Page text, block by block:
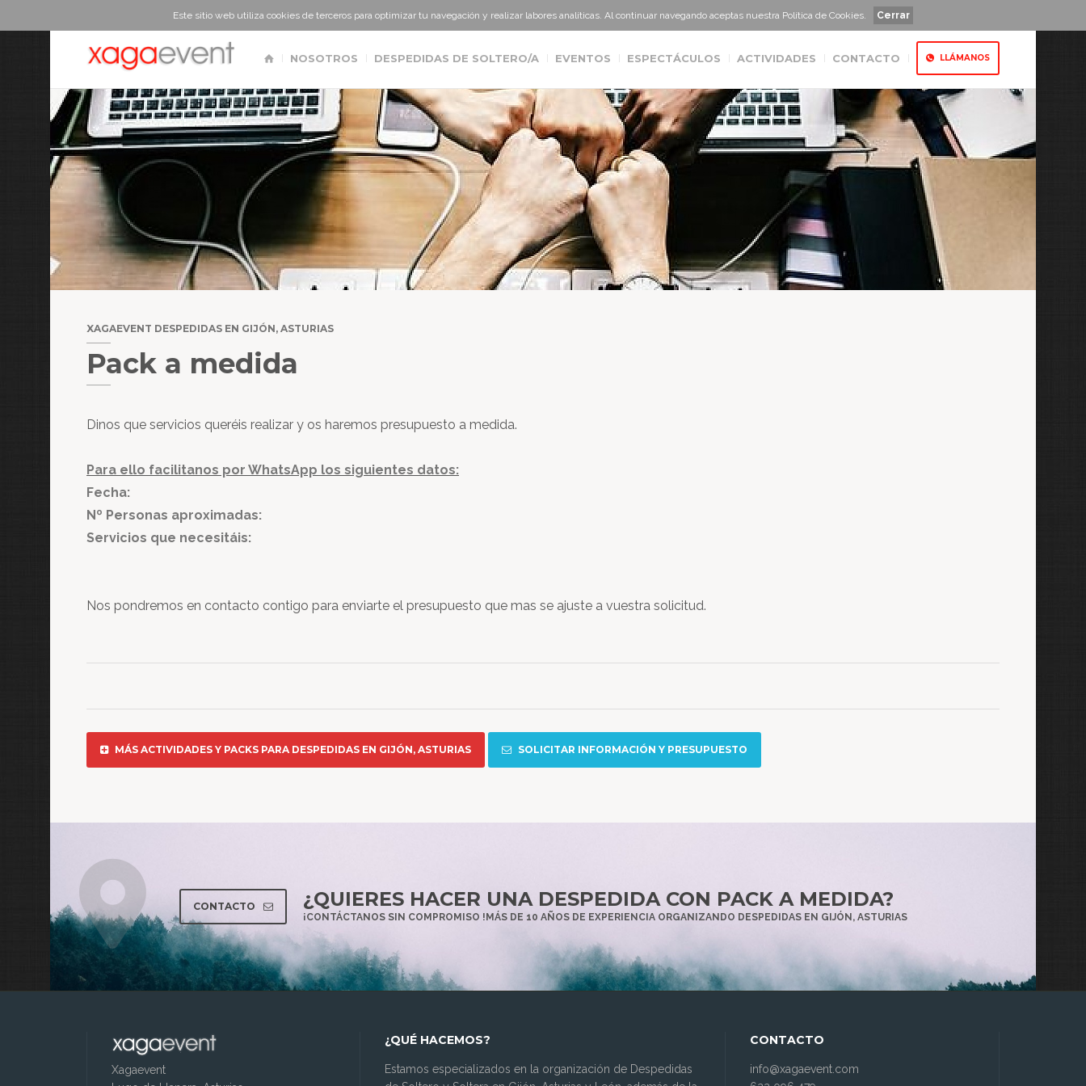
Este sitio web utiliza cookies de terceros para optimizar tu navegación y realizar labores analíticas. Al continuar navegando aceptas nuestra Política de Cookies. Cerrar
NOSOTROS DESPEDIDAS DE SOLTERO/A EVENTOS ESPECTÁCULOS ACTIVIDADES CONTACTO LLÁMANOS
XAGAEVENT DESPEDIDAS EN GIJÓN, ASTURIAS
Pack a medida
Dinos que servicios queréis realizar y os haremos presupuesto a medida.
Para ello facilitanos por WhatsApp los siguientes datos:
Fecha:
Nº Personas aproximadas:
Servicios que necesitáis:
Nos pondremos en contacto contigo para enviarte el presupuesto que mas se ajuste a vuestra solicitud.
MÁS ACTIVIDADES Y PACKS PARA DESPEDIDAS EN GIJÓN, ASTURIAS SOLICITAR INFORMACIÓN Y PRESUPUESTO
CONTACTO ¿QUIERES HACER UNA DESPEDIDA CON PACK A MEDIDA?
¡CONTÁCTANOS SIN COMPROMISO !MÁS DE 10 AÑOS DE EXPERIENCIA ORGANIZANDO DESPEDIDAS EN GIJÓN, ASTURIAS
Xagaevent
¿QUÉ HACEMOS?
Estamos especializados en la organización de Despedidas
CONTACTO
info@xagaevent.com